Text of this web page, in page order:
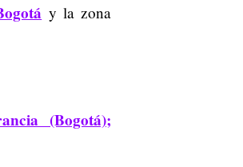
y la zona
(Bogotá);